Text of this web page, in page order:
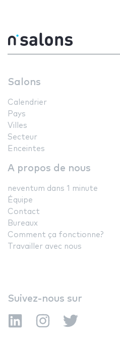
Salons
Calendrier
Pays
Villes
Secteur
Enceintes
A propos de nous
neventum dans 1 minute
Équipe
Contact
Bureaux
Comment ça fonctionne?
Travailler avec nous
Suivez-nous sur